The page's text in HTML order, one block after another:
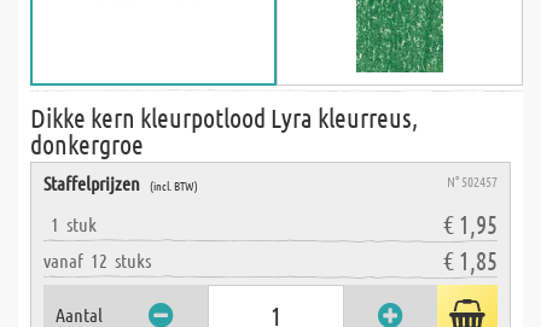
Dikke kern kleurpotlood Lyra kleurreus,
donkergroe
Staffelprijzen (incl. BTW) N° 502457
1 stuk € 1,95
vanaf 12 stuks € 1,85
Aantal